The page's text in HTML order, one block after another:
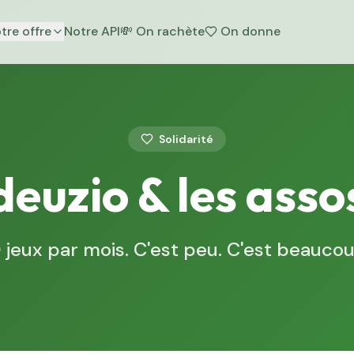
offre Notre API💸 On rachète On donne
Solidarité
& les
jeux par mois. C'est peu. C'est